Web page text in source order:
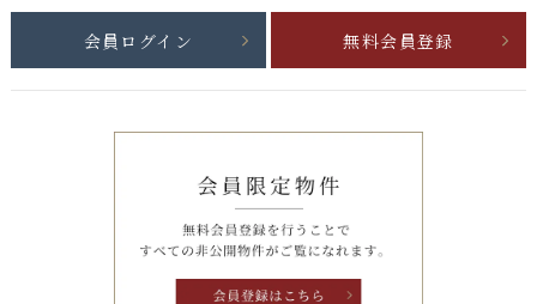
会員ログイン 無料会員登録